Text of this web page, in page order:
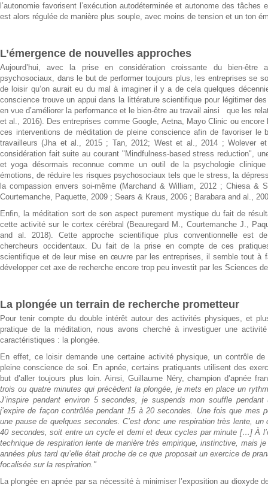
l’autonomie favorisent l’exécution autodéterminée et autonome des tâches
est alors régulée de manière plus souple, avec moins de tension et un ton
L’émergence de nouvelles approches
Aujourd’hui, avec la prise en considération croissante du bien-
psychosociaux, dans le but de performer toujours plus, les entreprises se
de loisir qu’on aurait eu du mal à imaginer il y a de cela quelques
conscience trouve un appui dans la littérature scientifique pour légitimer
en vue d’améliorer la performance et le bien-être au travail ainsi que les
et al., 2016). Des entreprises comme Google, Aetna, Mayo Clinic ou encore
ces interventions de méditation de pleine conscience afin de favoriser le
travailleurs (Jha et al., 2015 ; Tan, 2012; West et al., 2014 ; Wolever
considération fait suite au courant "Mindfulness-based stress reduction",
et yoga désormais reconnue comme un outil de la psychologie
émotions, de réduire les risques psychosociaux tels que le stress, la
la compassion envers soi-même (Marchand & William, 2012 ; Chiesa &
Courtemanche, Paquette, 2009 ; Sears & Kraus, 2006 ; Barabara and al.,
Enfin, la méditation sort de son aspect purement mystique du fait de
cette activité sur le cortex cérébral (Beauregard M., Courtemanche J.,
and al. 2018). Cette approche scientifique plus conventionnelle est
chercheurs occidentaux. Du fait de la prise en compte de ces
scientifique et de leur mise en œuvre par les entreprises, il semble tout à
développer cet axe de recherche encore trop peu investit par les Sciences
La plongée un terrain de recherche prometteur
Pour tenir compte du double intérêt autour des activités physiques, et
pratique de la méditation, nous avons cherché à investiguer une
caractéristiques : la plongée.
En effet, ce loisir demande une certaine activité physique, un contrôle de
pleine conscience de soi. En apnée, certains pratiquants utilisent des
but d’aller toujours plus loin. Ainsi, Guillaume Néry, champion d’apnée
trois ou quatre minutes qui précèdent la plongée, je mets en place un
J’inspire pendant environ 5 secondes, je suspends mon souffle
j’expire de façon contrôlée pendant 15 à 20 secondes. Une fois que mes
une pause de quelques secondes. C’est donc une respiration très lente,
40 secondes, soit entre un cycle et demi et deux cycles par minute […] À
technique de respiration lente de manière très empirique, instinctive, mais
années plus tard qu’elle était proche de ce que proposait un exercice de
focalisée sur la respiration."
La plongée en apnée par sa nécessité à minimiser l’exposition au dioxyde